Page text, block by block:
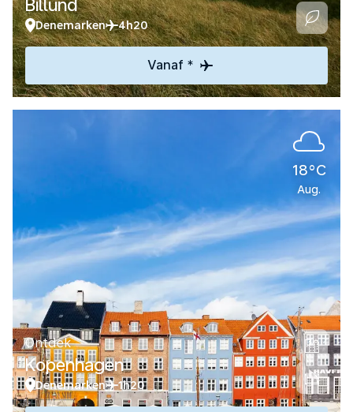
Billund
Denemarken 4h20
Vanaf *
18°C
Aug.
Ontdek
Kopenhagen
Denemarken 1h20